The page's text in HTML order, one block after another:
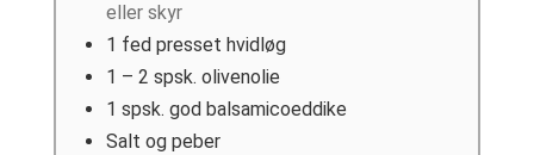
eller skyr
1 fed presset hvidløg
1 – 2 spsk. olivenolie
1 spsk. god balsamicoeddike
Salt og peber